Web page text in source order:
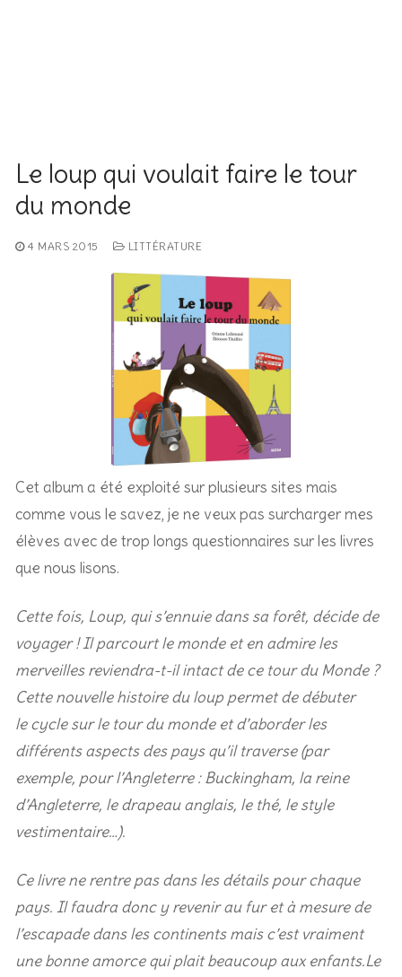
Le loup qui voulait faire le tour
du monde
4 MARS 2015 LITTÉRATURE
Cet album a été exploité sur plusieurs sites mais
comme vous le savez, je ne veux pas surcharger mes
élèves avec de trop longs questionnaires sur les livres
que nous lisons.
Cette fois, Loup, qui s’ennuie dans sa forêt, décide de
voyager ! Il parcourt le monde et en admire les
merveilles reviendra-t-il intact de ce tour du Monde ?
Cette nouvelle histoire du loup permet de débuter
le cycle sur le tour du monde et d’aborder les
différents aspects des pays qu’il traverse (par
exemple, pour l’Angleterre : Buckingham, la reine
d’Angleterre, le drapeau anglais, le thé, le style
vestimentaire…).
Ce livre ne rentre pas dans les détails pour chaque
pays. Il faudra donc y revenir au fur et à mesure de
l’escapade dans les continents mais c’est vraiment
une bonne amorce qui plait beaucoup aux enfants.Le